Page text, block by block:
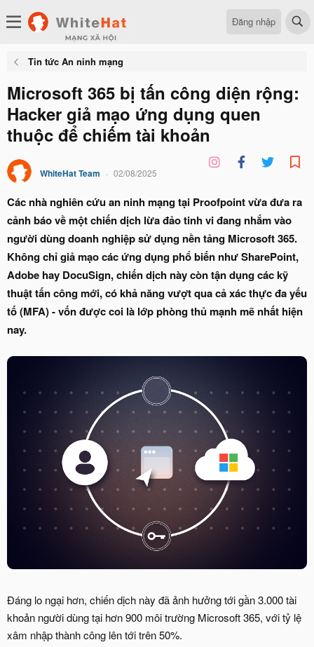
Đăng nhập
Tin tức An ninh mạng
Microsoft 365 bị tấn công diện rộng:
Hacker giả mạo ứng dụng quen
thuộc để chiếm tài khoản
WhiteHat Team 02/08/2025
Các nhà nghiên cứu an ninh mạng tại Proofpoint vừa đưa ra
cảnh báo về một chiến dịch lừa đảo tinh vi đang nhắm vào
người dùng doanh nghiệp sử dụng nền tảng Microsoft 365.
Không chỉ giả mạo các ứng dụng phổ biến như SharePoint,
Adobe hay DocuSign, chiến dịch này còn tận dụng các kỹ
thuật tấn công mới, có khả năng vượt qua cả xác thực đa yếu
tố (MFA) - vốn được coi là lớp phòng thủ mạnh mẽ nhất hiện
nay.
Đáng lo ngại hơn, chiến dịch này đã ảnh hưởng tới gần 3.000 tài
khoản người dùng tại hơn 900 môi trường Microsoft 365, với tỷ lệ
xâm nhập thành công lên tới trên 50%.